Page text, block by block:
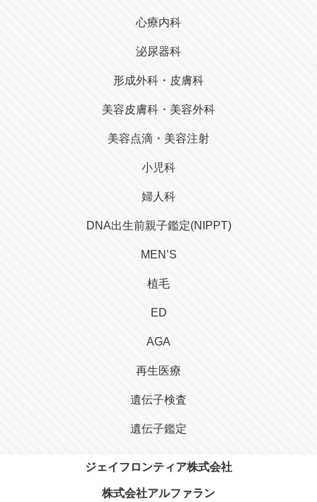
心療内科
泌尿器科
形成外科・皮膚科
美容皮膚科・美容外科
美容点滴・美容注射
小児科
婦人科
DNA出生前親子鑑定(NIPPT)
MEN’S
植毛
ED
AGA
再生医療
遺伝子検査
遺伝子鑑定
ジェイフロンティア株式会社
株式会社アルファラン